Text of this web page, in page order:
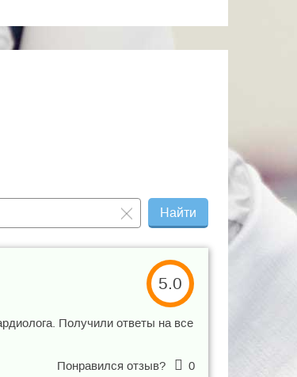
Найти
5.0
Получили ответы на все
Понравился отзыв? 0